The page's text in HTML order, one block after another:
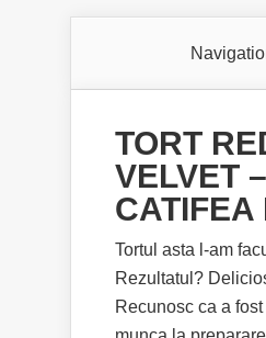
TORT
VELVET –
CATIFEA
Tortul asta l-am
Rezultatul?
Recunosc ca a